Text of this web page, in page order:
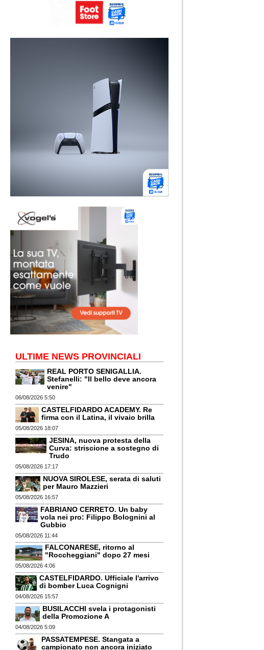
ULTIME NEWS PROVINCIALI
REAL PORTO SENIGALLIA.
Stefanelli: "Il bello deve ancora
venire"
06/08/2026 5:50
CASTELFIDARDO ACADEMY. Re
firma con il Latina, il vivaio brilla
05/08/2026 18:07
JESINA, nuova protesta della
Curva: striscione a sostegno di
Trudo
05/08/2026 17:17
NUOVA SIROLESE, serata di saluti
per Mauro Mazzieri
05/08/2026 16:57
FABRIANO CERRETO. Un baby
vola nei pro: Filippo Bolognini al
Gubbio
05/08/2026 11:44
FALCONARESE, ritorno al
"Roccheggiani" dopo 27 mesi
05/08/2026 4:06
CASTELFIDARDO. Ufficiale l'arrivo
di bomber Luca Cognigni
04/08/2026 15:57
BUSILACCHI svela i protagonisti
della Promozione A
04/08/2026 5:09
PASSATEMPESE. Stangata a
campionato non ancora iniziato